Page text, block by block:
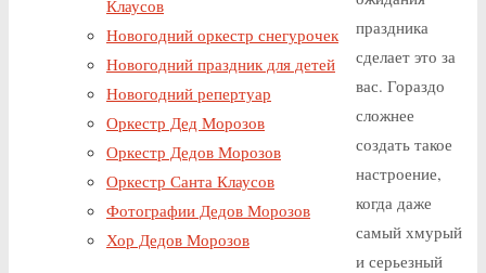
праздника
сделает это за
вас. Гораздо
сложнее
создать такое
настроение,
когда даже
самый хмурый
и серьезный
Клаусов
Новогодний оркестр снегурочек
Новогодний праздник для детей
Новогодний репертуар
Оркестр Дед Морозов
Оркестр Дедов Морозов
Оркестр Санта Клаусов
Фотографии Дедов Морозов
Хор Дедов Морозов